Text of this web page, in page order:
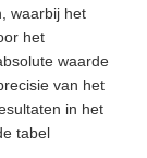
waarbij het
het
waarde
van het
in het
tabel